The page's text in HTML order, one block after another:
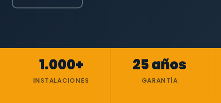
1.000+
INSTALACIONES
25 años
GARANTÍA